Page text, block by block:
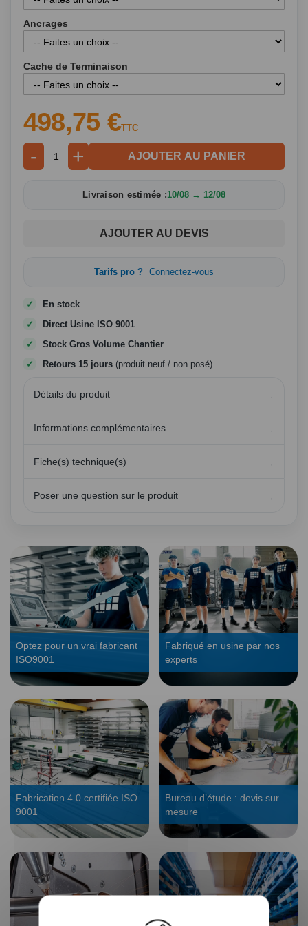
Ancrages
Cache de Terminaison
498,75 €TTC
- + AJOUTER AU PANIER
Livraison estimée :10/08 → 12/08
AJOUTER AU DEVIS
Tarifs pro ? Connectez-vous
En stock
Direct Usine ISO 9001
Stock Gros Volume Chantier
Retours 15 jours (produit neuf / non posé)
Détails du produit
Informations complémentaires
Fiche(s) technique(s)
Poser une question sur le produit
Optez pour un vrai fabricant
ISO9001
Fabriqué en usine par nos
experts
Fabrication 4.0 certifiée ISO
9001
Bureau d’étude : devis sur
mesure